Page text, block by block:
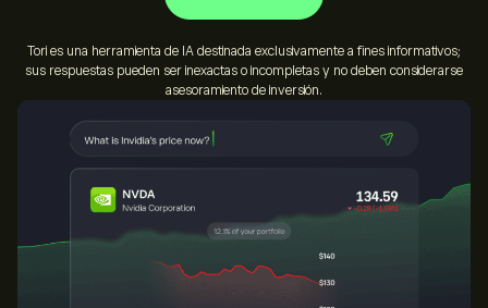
Tori es una herramienta de IA destinada exclusivamente a fines informativos;
sus respuestas pueden ser inexactas o incompletas y no deben considerarse
asesoramiento de inversión.